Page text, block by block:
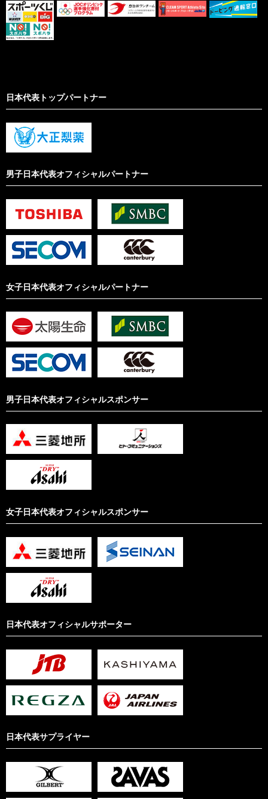
日本代表トップパートナー
男子日本代表オフィシャルパートナー
女子日本代表オフィシャルパートナー
男子日本代表オフィシャルスポンサー
女子日本代表オフィシャルスポンサー
日本代表オフィシャルサポーター
日本代表サプライヤー